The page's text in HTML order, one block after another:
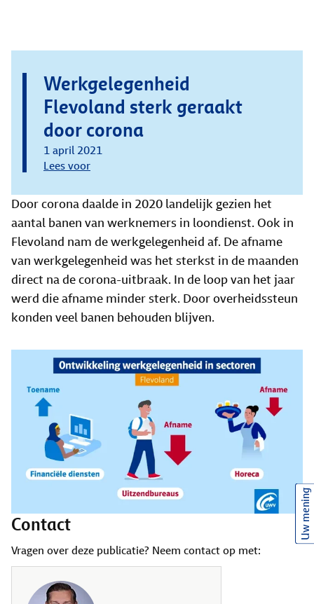
Werkgelegenheid
Flevoland sterk geraakt
door corona
1 april 2021
Lees voor
Door corona daalde in 2020 landelijk gezien het
aantal banen van werknemers in loondienst. Ook in
Flevoland nam de werkgelegenheid af. De afname
van werkgelegenheid was het sterkst in de maanden
direct na de corona-uitbraak. In de loop van het jaar
werd die afname minder sterk. Door overheidssteun
konden veel banen behouden blijven.
Contact
Vragen over deze publicatie? Neem contact op met:
Uw mening